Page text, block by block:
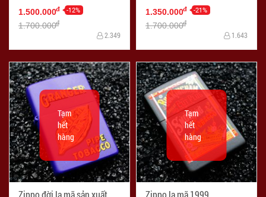
1.500.000đ -12%
1.700.000đ
2.349
1.350.000đ -21%
1.700.000đ
1.643
Zippo đời la mã sản xuất
Tạm
hết
hàng
Zippo la mã 1999
Tạm
hết
hàng